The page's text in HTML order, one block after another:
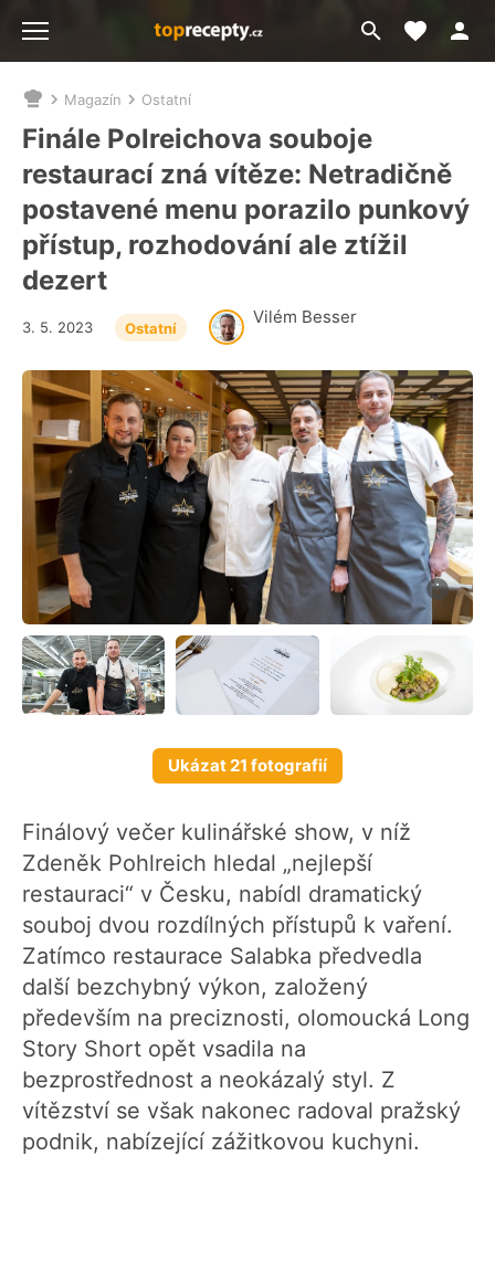
Přejít
na
Moje
Nacházíte
se
zde:
Magazín Ostatní
Finále Polreichova souboje
restaurací zná vítěze: Netradičně
postavené menu porazilo punkový
přístup, rozhodování ale ztížil
dezert
Vilém Besser
3. 5. 2023 Ostatní
Ukázat 21 fotografií
Finálový večer kulinářské show, v níž
Zdeněk Pohlreich hledal „nejlepší
restauraci“ v Česku, nabídl dramatický
souboj dvou rozdílných přístupů k vaření.
Zatímco restaurace Salabka předvedla
další bezchybný výkon, založený
především na preciznosti, olomoucká Long
Story Short opět vsadila na
bezprostřednost a neokázalý styl. Z
vítězství se však nakonec radoval pražský
podnik, nabízející zážitkovou kuchyni.